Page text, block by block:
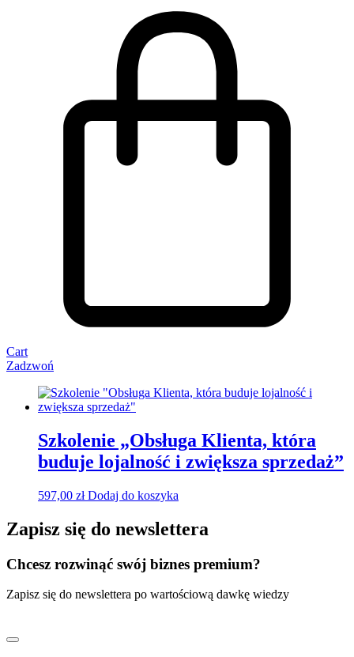
Cart
Zadzwoń
Szkolenie „Obsługa Klienta, która
buduje lojalność i zwiększa sprzedaż”
597,00 zł Dodaj do koszyka
Zapisz się do newslettera
Chcesz rozwinąć swój biznes premium?
Zapisz się do newslettera po wartościową dawkę wiedzy